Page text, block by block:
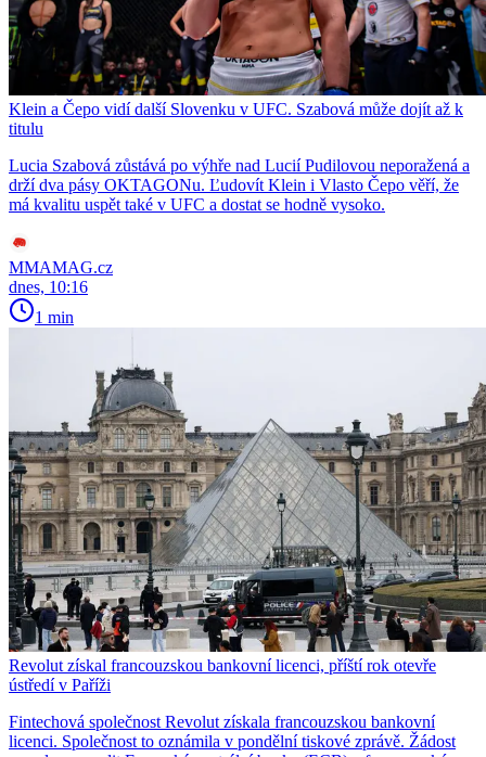
Klein a Čepo vidí další Slovenku v UFC. Szabová může dojít až k
titulu
Lucia Szabová zůstává po výhře nad Lucií Pudilovou neporažená a
drží dva pásy OKTAGONu. Ľudovít Klein i Vlasto Čepo věří, že
má kvalitu uspět také v UFC a dostat se hodně vysoko.
MMAMAG.cz
dnes, 10:16
1 min
Revolut získal francouzskou bankovní licenci, příští rok otevře
ústředí v Paříži
Fintechová společnost Revolut získala francouzskou bankovní
licenci. Společnost to oznámila v pondělní tiskové zprávě. Žádost